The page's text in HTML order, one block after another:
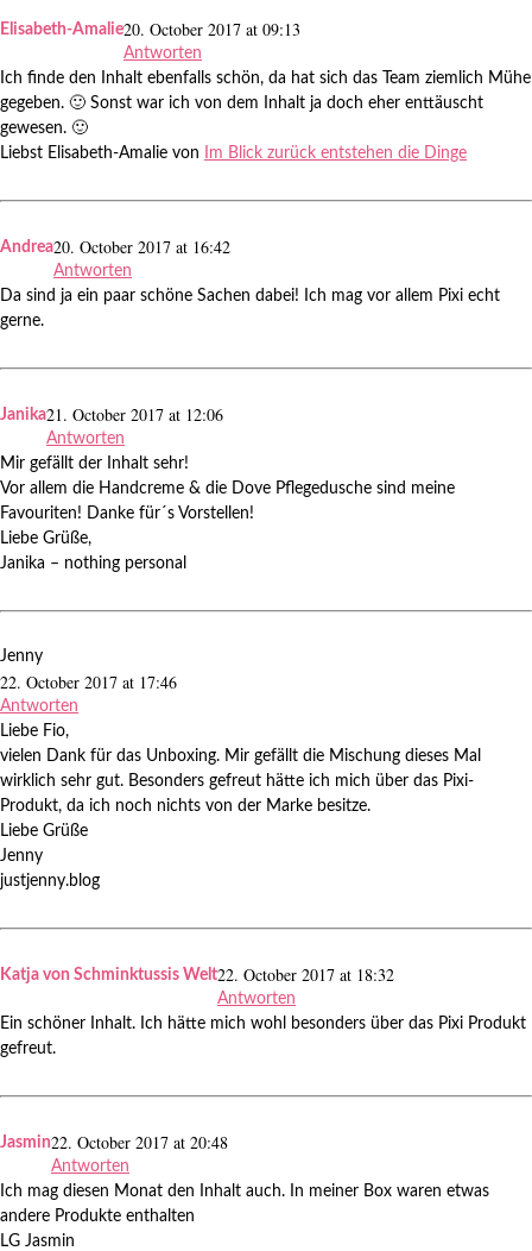
Elisabeth-Amalie20. October 2017 at 09:13
Antworten
Ich finde den Inhalt ebenfalls schön, da hat sich das Team ziemlich Mühe
gegeben. 🙂 Sonst war ich von dem Inhalt ja doch eher enttäuscht
gewesen. 🙂
Liebst Elisabeth-Amalie von
Im Blick zurück entstehen die Dinge
Andrea20. October 2017 at 16:42
Antworten
Da sind ja ein paar schöne Sachen dabei! Ich mag vor allem Pixi echt
gerne.
Janika21. October 2017 at 12:06
Antworten
Mir gefällt der Inhalt sehr!
Vor allem die Handcreme & die Dove Pflegedusche sind meine
Favouriten! Danke für´s Vorstellen!
Liebe Grüße,
Janika – nothing personal
Jenny
22. October 2017 at 17:46
Antworten
Liebe Fio,
vielen Dank für das Unboxing. Mir gefällt die Mischung dieses Mal
wirklich sehr gut. Besonders gefreut hätte ich mich über das Pixi-
Produkt, da ich noch nichts von der Marke besitze.
Liebe Grüße
Jenny
justjenny.blog
Katja von Schminktussis Welt22. October 2017 at 18:32
Antworten
Ein schöner Inhalt. Ich hätte mich wohl besonders über das Pixi Produkt
gefreut.
Jasmin22. October 2017 at 20:48
Antworten
Ich mag diesen Monat den Inhalt auch. In meiner Box waren etwas
andere Produkte enthalten
LG Jasmin